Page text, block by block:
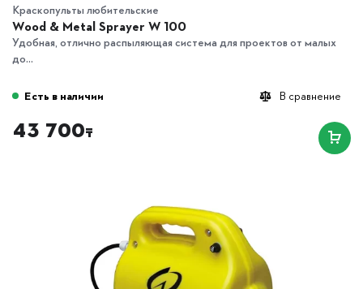
Краскопульты любительские
Wood & Metal Sprayer W 100
Удобная, отлично распыляющая система для проектов от малых
до...
В сравнение
Есть в наличии
43 700₸